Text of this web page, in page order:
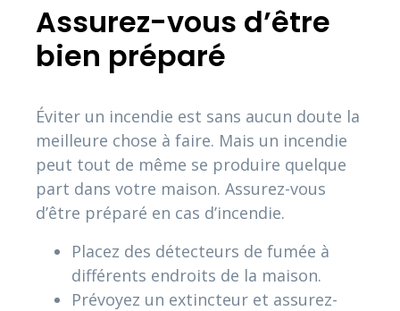
Assurez-vous d’être
bien préparé
Éviter un incendie est sans aucun doute la
meilleure chose à faire. Mais un incendie
peut tout de même se produire quelque
part dans votre maison. Assurez-vous
d’être préparé en cas d’incendie.
Placez des détecteurs de fumée à
différents endroits de la maison.
Prévoyez un extincteur et assurez-